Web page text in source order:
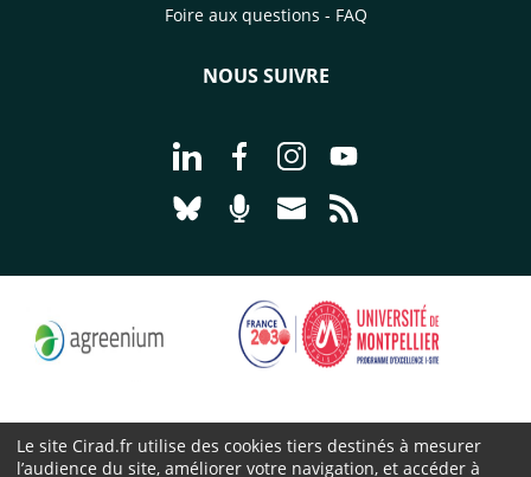
Foire aux questions - FAQ
NOUS SUIVRE
Aller à la page Nous suivre sur
Aller à la page Nous suivre sur
Aller à la page Nous
Aller à la page
Aller à la page Nous suivre sur
Aller à la page Nourrir le
Aller à la page Nous
Cirad 2026 ©
Le site Cirad.fr utilise des cookies tiers destinés à mesurer
l’audience du site, améliorer votre navigation, et accéder à